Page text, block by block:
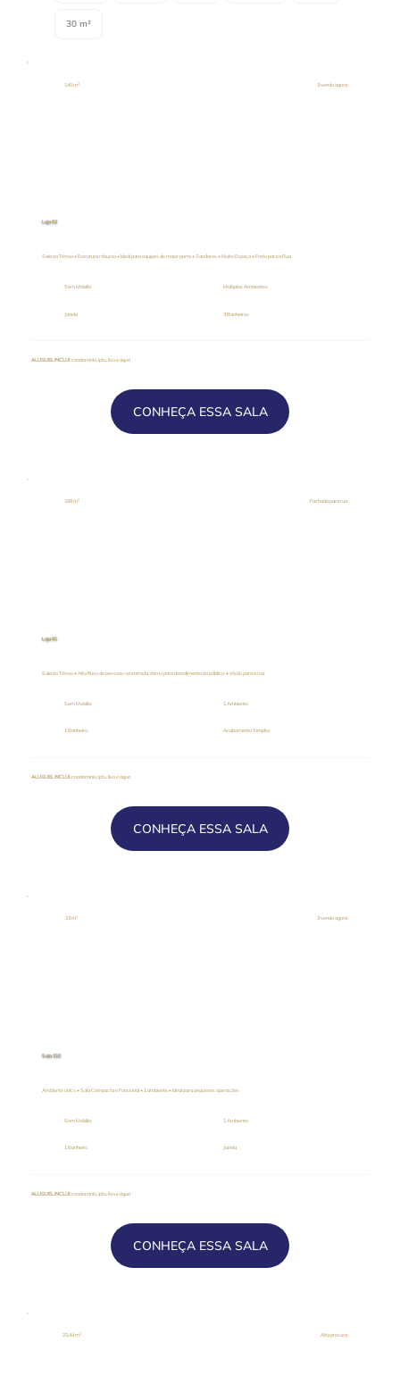
30 m²
140 m² 3 vendo agora
Loja 02
Sala no Térreo • Estrutura robusta • Ideal para equipes de maior porte • 2 andares • Muito Espaço • Frete para a Rua
Sem Mobília Múltiplos Ambientes
Janela 3 Banheiros
ALUGUEL INCLUI: condomínio, iptu, lixo e água
CONHEÇA ESSA SALA
168 m² Fachada para rua
Loja 01
Sala no Térreo • Alto fluxo de pessoas na entrada, ótimo para atendimento ao público. • Visão para a rua.
Sem Mobília 1 Ambiente
1 Banheiro Acabamento Simples
ALUGUEL INCLUI: condomínio, iptu, lixo e água
CONHEÇA ESSA SALA
23 m² 3 vendo agora
Sala 310
Ambiente único • Sala Compacta e Funcional • 1 ambiente • Ideal para pequenas operações
Sem Mobília 1 Ambiente
1 Banheiro Janela
ALUGUEL INCLUI: condomínio, iptu, lixo e água
CONHEÇA ESSA SALA
23,44 m² Alta procura